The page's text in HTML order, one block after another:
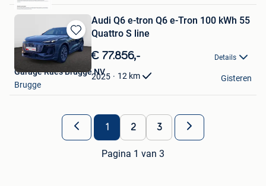
Bewaren
in
Mijn
Favorieten
Audi Q6 e-tron Q6 e-Tron 100 kWh 55
Quattro S line
€ 77.856,- Details
2025 12 km
Garage Raes Brugge NV
Brugge
Gisteren
1 2 3
Pagina 1 van 3